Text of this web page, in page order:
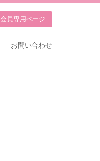
お問い合わせ
会員専用ページ